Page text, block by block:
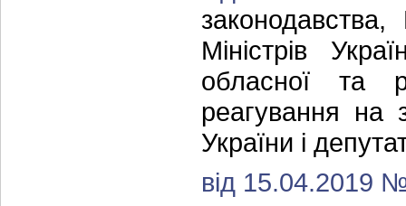
законодавства,
Міністрів
обласної та
реагування на
України і
від 15.04.2019